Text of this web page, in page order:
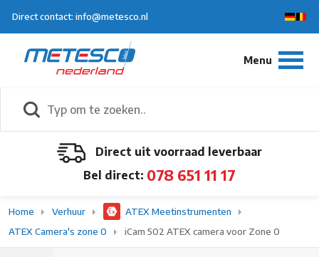
Direct contact: info@metesco.nl
Direct uit voorraad leverbaar
Bel direct: 078 651 11 17
Home Verhuur
ATEX Meetinstrumenten
ATEX Camera's zone 0
iCam 502 ATEX camera voor Zone 0